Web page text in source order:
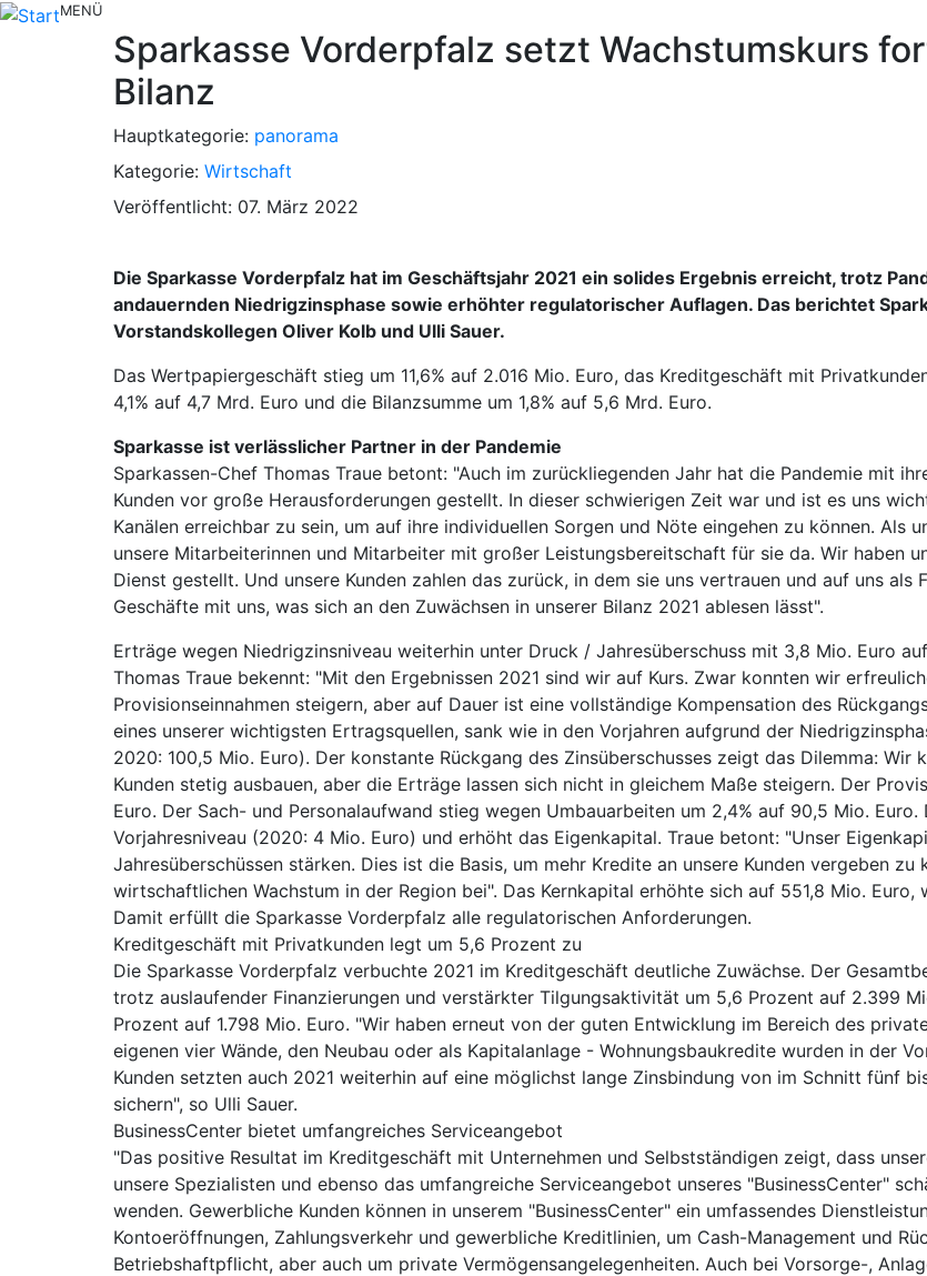
MENÜ
Sparkasse Vorderpfalz setzt Wachstumskurs
Bilanz
Hauptkategorie: panorama
Kategorie: Wirtschaft
Veröffentlicht: 07. März 2022
Die Sparkasse Vorderpfalz hat im Geschäftsjahr 2021 ein solides Ergebnis erreicht, trotz
andauernden Niedrigzinsphase sowie erhöhter regulatorischer Auflagen. Das berichtet
Vorstandskollegen Oliver Kolb und Ulli Sauer.
Das Wertpapiergeschäft stieg um 11,6% auf 2.016 Mio. Euro, das Kreditgeschäft mit
4,1% auf 4,7 Mrd. Euro und die Bilanzsumme um 1,8% auf 5,6 Mrd. Euro.
Sparkasse ist verlässlicher Partner in der Pandemie
Sparkassen-Chef Thomas Traue betont: "Auch im zurückliegenden Jahr hat die Pandemie mit
Kunden vor große Herausforderungen gestellt. In dieser schwierigen Zeit war und ist es uns
Kanälen erreichbar zu sein, um auf ihre individuellen Sorgen und Nöte eingehen zu können. Als
unsere Mitarbeiterinnen und Mitarbeiter mit großer Leistungsbereitschaft für sie da. Wir haben
Dienst gestellt. Und unsere Kunden zahlen das zurück, in dem sie uns vertrauen und auf uns
Geschäfte mit uns, was sich an den Zuwächsen in unserer Bilanz 2021 ablesen lässt".
Erträge wegen Niedrigzinsniveau weiterhin unter Druck / Jahresüberschuss mit 3,8 Mio. Euro
Thomas Traue bekennt: "Mit den Ergebnissen 2021 sind wir auf Kurs. Zwar konnten wir
Provisionseinnahmen steigern, aber auf Dauer ist eine vollständige Kompensation des
eines unserer wichtigsten Ertragsquellen, sank wie in den Vorjahren aufgrund der
2020: 100,5 Mio. Euro). Der konstante Rückgang des Zinsüberschusses zeigt das Dilemma:
Kunden stetig ausbauen, aber die Erträge lassen sich nicht in gleichem Maße steigern. Der
Euro. Der Sach- und Personalaufwand stieg wegen Umbauarbeiten um 2,4% auf 90,5 Mio.
Vorjahresniveau (2020: 4 Mio. Euro) und erhöht das Eigenkapital. Traue betont: "Unser
Jahresüberschüssen stärken. Dies ist die Basis, um mehr Kredite an unsere Kunden vergeben
wirtschaftlichen Wachstum in der Region bei". Das Kernkapital erhöhte sich auf 551,8 Mio.
Damit erfüllt die Sparkasse Vorderpfalz alle regulatorischen Anforderungen.
Kreditgeschäft mit Privatkunden legt um 5,6 Prozent zu
Die Sparkasse Vorderpfalz verbuchte 2021 im Kreditgeschäft deutliche Zuwächse. Der
trotz auslaufender Finanzierungen und verstärkter Tilgungsaktivität um 5,6 Prozent auf 2.399
Prozent auf 1.798 Mio. Euro. "Wir haben erneut von der guten Entwicklung im Bereich des
eigenen vier Wände, den Neubau oder als Kapitalanlage - Wohnungsbaukredite wurden in der
Kunden setzten auch 2021 weiterhin auf eine möglichst lange Zinsbindung von im Schnitt fünf
sichern", so Ulli Sauer.
BusinessCenter bietet umfangreiches Serviceangebot
"Das positive Resultat im Kreditgeschäft mit Unternehmen und Selbstständigen zeigt, dass
unsere Spezialisten und ebenso das umfangreiche Serviceangebot unseres "BusinessCenter"
wenden. Gewerbliche Kunden können in unserem "BusinessCenter" ein umfassendes
Kontoeröffnungen, Zahlungsverkehr und gewerbliche Kreditlinien, um Cash-Management und
Betriebshaftpflicht, aber auch um private Vermögensangelegenheiten. Auch bei Vorsorge-,